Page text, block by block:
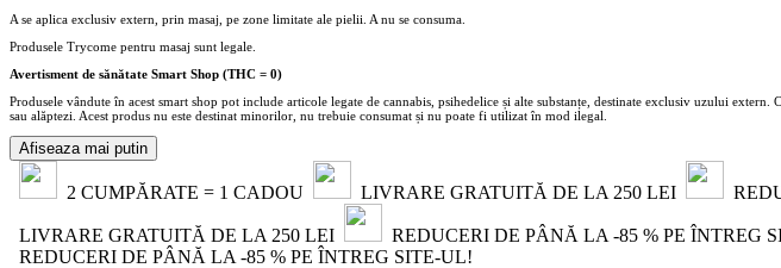
A se aplica exclusiv extern, prin masaj, pe zone limitate ale pielii. A nu se consuma.
Produsele Trycome pentru masaj sunt legale.
Avertisment de sănătate Smart Shop (THC = 0)
Produsele vândute în acest smart shop pot include articole legate de cannabis, psihedelice și alte substanțe, destinate exclusiv uzului
sau alăptezi. Acest produs nu este destinat minorilor, nu trebuie consumat și nu poate fi utilizat în mod ilegal.
Afiseaza mai putin
2 CUMPĂRATE = 1 CADOU LIVRARE GRATUITĂ DE LA 250 LEI
LIVRARE GRATUITĂ DE LA 250 LEI REDUCERI DE PÂNĂ LA -85 % PE ÎNTREG
REDUCERI DE PÂNĂ LA -85 % PE ÎNTREG SITE-UL!